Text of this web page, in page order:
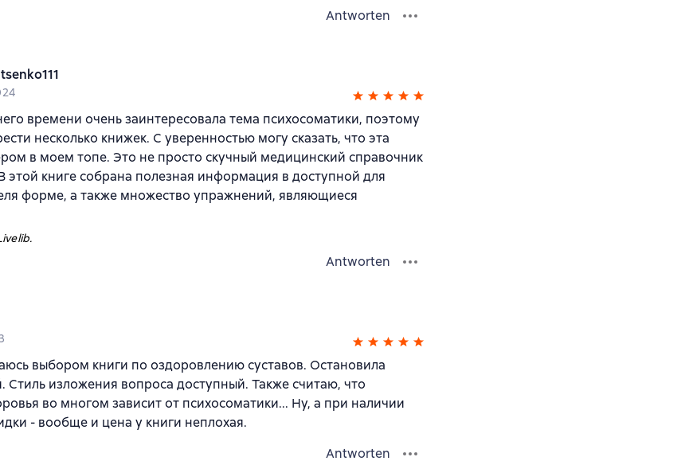
Antworten
времени очень заинтересовала тема психосоматики, поэтому
несколько книжек. С уверенностью могу сказать, что эта
в моем топе. Это не просто скучный медицинский справочник
этой книге собрана полезная информация в доступной для
форме, а также множество упражнений, являющиеся
Antworten
выбором книги по оздоровлению суставов. Остановила
Стиль изложения вопроса доступный. Также считаю, что
во многом зависит от психосоматики... Ну, а при наличии
- вообще и цена у книги неплохая.
Antworten